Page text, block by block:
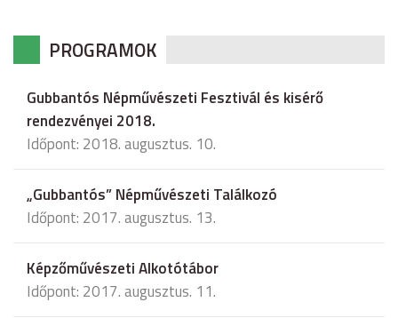
PROGRAMOK
Gubbantós Népművészeti Fesztivál és kisérő
rendezvényei 2018.
Időpont: 2018. augusztus. 10.
„Gubbantós” Népművészeti Találkozó
Időpont: 2017. augusztus. 13.
Képzőművészeti Alkotótábor
Időpont: 2017. augusztus. 11.